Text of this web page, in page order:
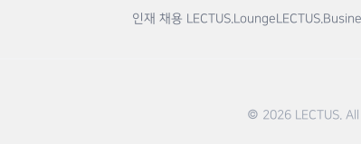
인재 채용 LECTUS.Lounge
© 2026 LECTUS.